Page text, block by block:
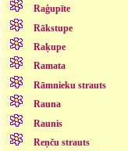
Raģupīte
Rākstupe
Raķupe
Ramata
Rāmnieku strauts
Rauna
Raunis
Reņču strauts